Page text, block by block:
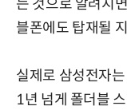
는 것으로 알려지
블폰에도 탑재될
실제로 삼성전자
1년 넘게 폴더블